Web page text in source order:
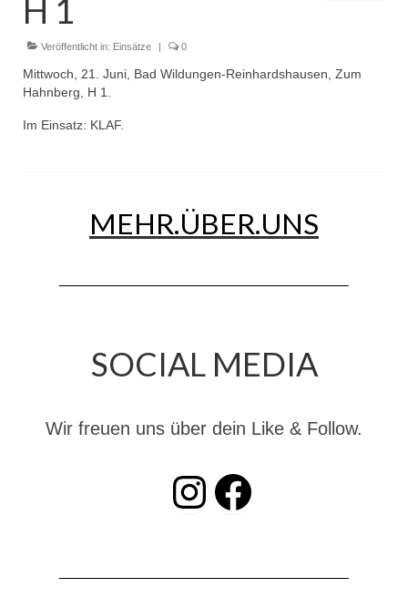
Einsätze
Einsatzstichworte
Jugendfeuerwehr
Gründung Jugendfeuerwehr 1996
Dienstplan
H 1
Veröffentlicht in: Einsätze | 0
Mittwoch, 21. Juni, Bad Wildungen-Reinhardshausen, Zum
Hahnberg, H 1.
Im Einsatz: KLAF.
MEHR.ÜBER.UNS
SOCIAL MEDIA
Wir freuen uns über dein Like & Follow.
INSTAGRAM Facebook